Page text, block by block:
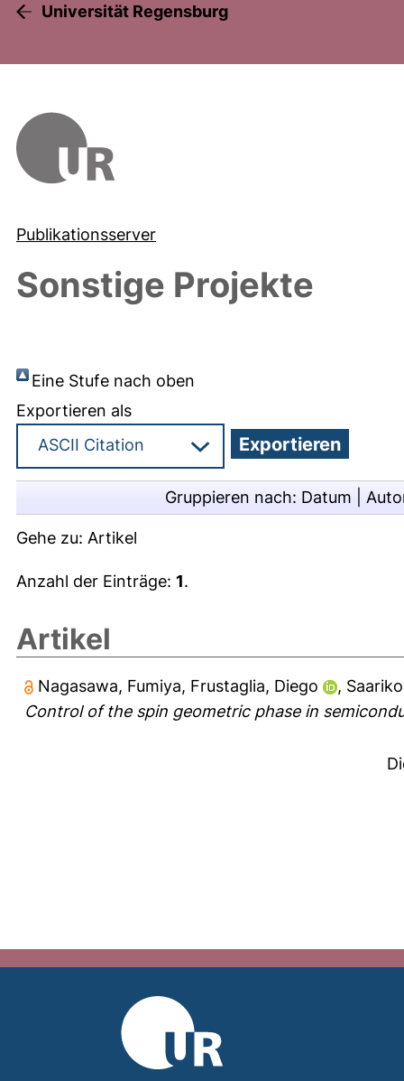
Universität Regensburg
Publikationsserver
Sonstige Projekte
Eine Stufe nach oben
Exportieren als
Gruppieren nach: Datum
Gehe zu: Artikel
Anzahl der Einträge: 1.
Artikel
Nagasawa, Fumiya, Frustaglia, Diego ,
Control of the spin geometric phase in